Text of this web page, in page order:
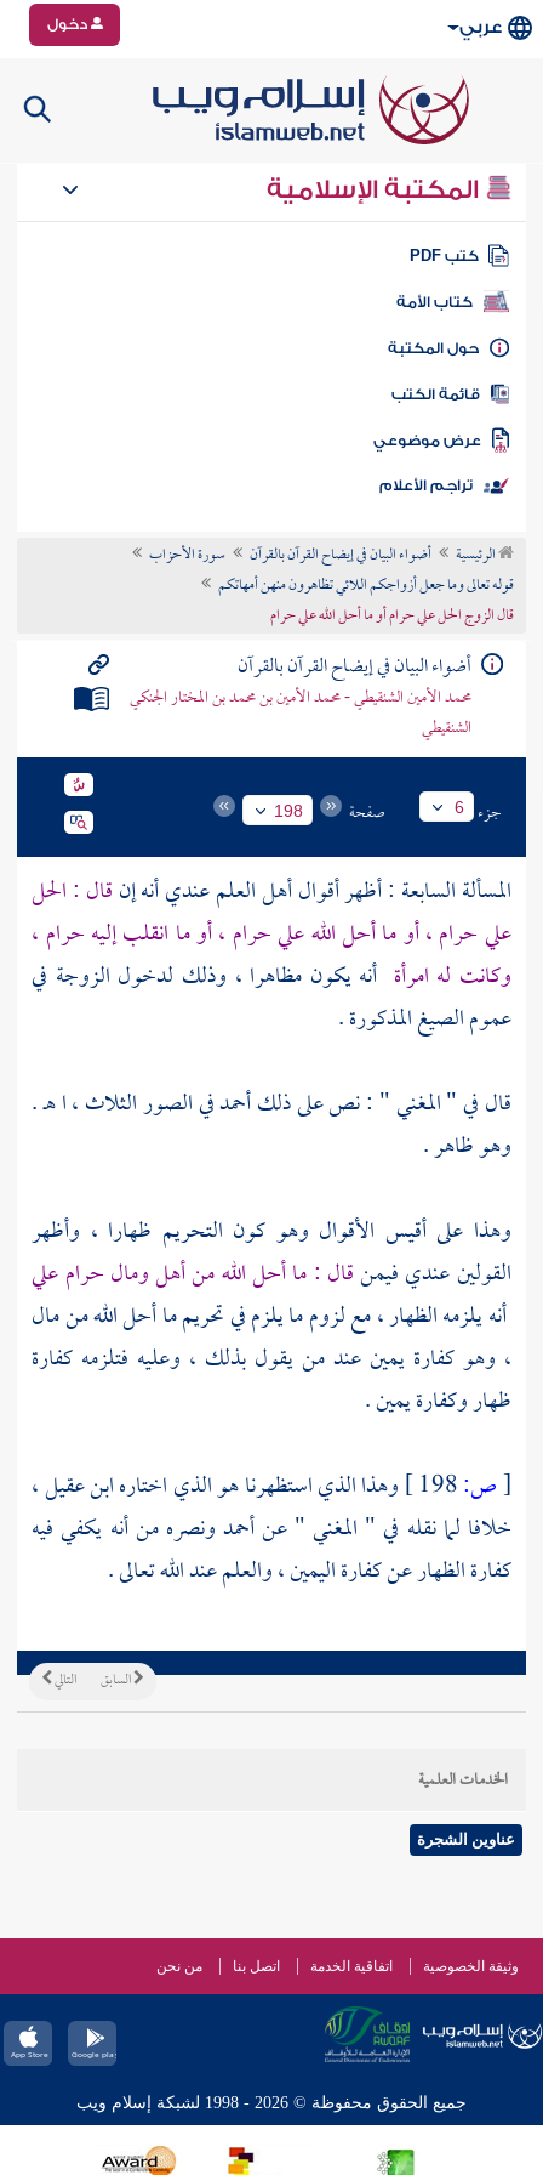
عربي دخول
المكتبة الإسلامية
كتب PDF
كتاب الأمة
المكتبة
الكتب
موضوعي
تراجم الأعلام
الرئيسية أضواء البيان في إيضاح القرآن بالقرآن
سورة الأحزاب
قوله تعالى وما جعل أزواجكم اللائي تظاهرون منهن أمهاتكم
قال الزوج الحل علي حرام أو ما أحل الله علي حرام
أضواء البيان في إيضاح القرآن بالقرآن
محمد الأمين الشنقيطي - محمد الأمين بن محمد بن المختار الجنكي
الشنقيطي
جزء 6 صفحة 198
المسألة السابعة : أظهر أقوال أهل العلم عندي أنه إنقال : الحل
علي حرام ، أو ما أحل الله علي حرام ، أو ما انقلب إليه حرام ،
وكانت له امرأة أنه يكون مظاهرا ، وذلك لدخول الزوجة في
عموم الصيغ المذكورة .
قال في " المغني " : نص على ذلكأحمدفي الصور الثلاث ، ا هـ .
وهو ظاهر .
وهذا على أقيس الأقوال وهو كون التحريم ظهارا ، وأظهر
القولين عندي فيمنقال : ما أحل الله من أهل ومال حرام علي
أنه يلزمه الظهار ، مع لزوم ما يلزم في تحريم ما أحل الله من مال
، وهو كفارة يمين عند من يقول بذلك ، وعليه فتلزمه كفارة
ظهار وكفارة يمين .
[ص: وهذا الذي استظهرنا هو الذي اختارهابن عقيل،
خلافا لما نقله في " المغني " عنأحمدونصره من أنه يكفي فيه
كفارة الظهار عن كفارة اليمين ، والعلم عند الله تعالى .
التالي السابق
الخدمات العلمية
عناوين الشجرة
وثيقة الخصوصية اتفاقية الخدمة اتصل بنا من نحن
جميع الحقوق محفوظة © 2026 - 1998 لشبكة إسلام ويب